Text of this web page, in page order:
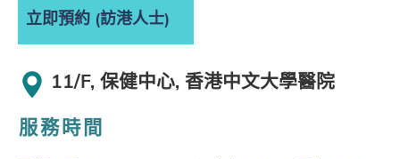
立即預約 (訪港人士)
11/F, 保健中心, 香港中文大學醫院
服務時間